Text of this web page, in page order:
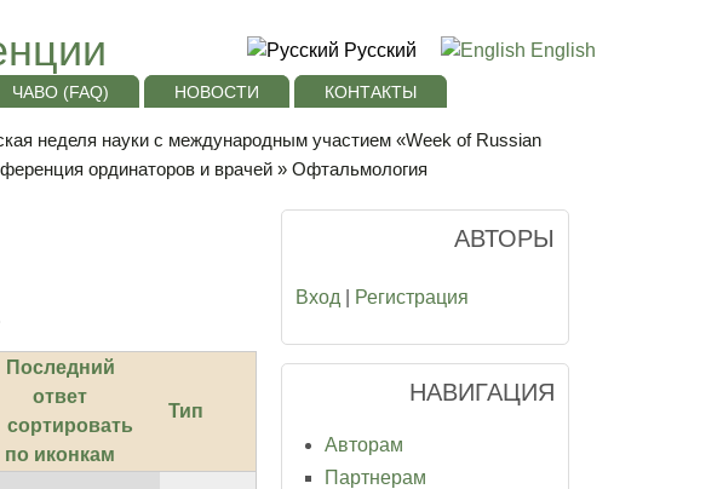
Русский English
ЧАВО (FAQ) НОВОСТИ КОНТАКТЫ
неделя науки с международным участием «Week of Russian
ординаторов и врачей » Офтальмология
Последний
ответ
Тип
АВТОРЫ
Вход Регистрация
НАВИГАЦИЯ
Авторам
Партнерам